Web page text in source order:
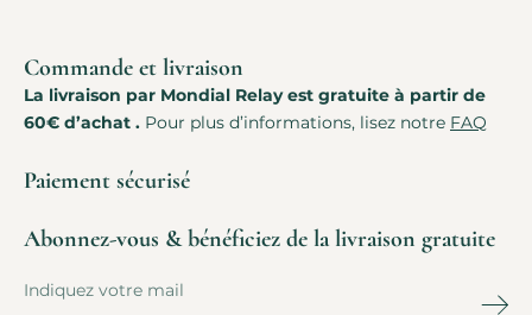
Commande et livraison
La livraison par Mondial Relay est gratuite à partir de
60€ d’achat . Pour plus d’informations, lisez notre FAQ
Paiement sécurisé
Abonnez-vous & bénéficiez de la livraison gratuite